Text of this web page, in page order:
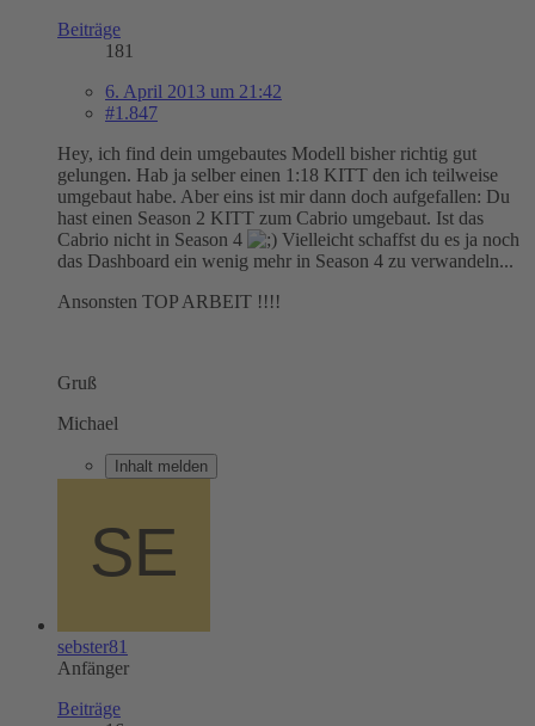
Beiträge
181
6. April 2013 um 21:42
#1.847
Hey, ich find dein umgebautes Modell bisher richtig gut
gelungen. Hab ja selber einen 1:18 KITT den ich teilweise
umgebaut habe. Aber eins ist mir dann doch aufgefallen: Du
hast einen Season 2 KITT zum Cabrio umgebaut. Ist das
Cabrio nicht in Season 4
Vielleicht schaffst du es ja noch
das Dashboard ein wenig mehr in Season 4 zu verwandeln...
Ansonsten TOP ARBEIT !!!!
Gruß
Michael
Inhalt melden
sebster81
Anfänger
Beiträge